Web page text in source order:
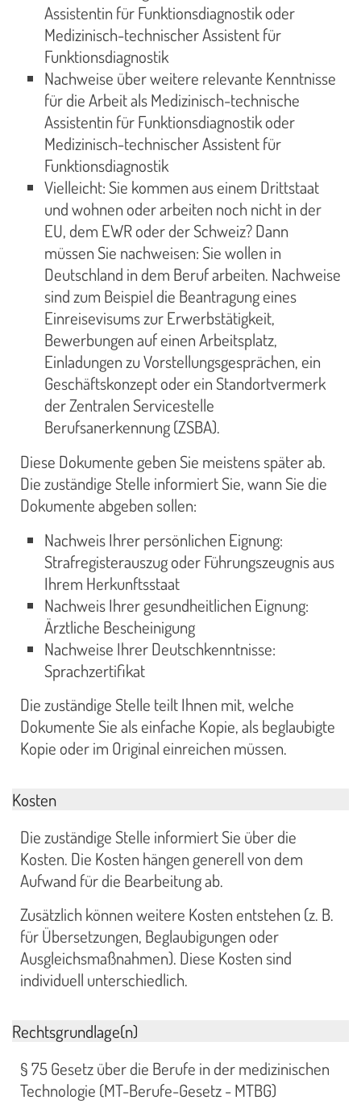
Assistentin für Funktionsdiagnostik oder
Medizinisch-technischer Assistent für
Funktionsdiagnostik
Nachweise über weitere relevante Kenntnisse
für die Arbeit als Medizinisch-technische
Assistentin für Funktionsdiagnostik oder
Medizinisch-technischer Assistent für
Funktionsdiagnostik
Vielleicht: Sie kommen aus einem Drittstaat
und wohnen oder arbeiten noch nicht in der
EU, dem EWR oder der Schweiz? Dann
müssen Sie nachweisen: Sie wollen in
Deutschland in dem Beruf arbeiten. Nachweise
sind zum Beispiel die Beantragung eines
Einreisevisums zur Erwerbstätigkeit,
Bewerbungen auf einen Arbeitsplatz,
Einladungen zu Vorstellungsgesprächen, ein
Geschäftskonzept oder ein Standortvermerk
der Zentralen Servicestelle
Berufsanerkennung (ZSBA).
Diese Dokumente geben Sie meistens später ab.
Die zuständige Stelle informiert Sie, wann Sie die
Dokumente abgeben sollen:
Nachweis Ihrer persönlichen Eignung:
Strafregisterauszug oder Führungszeugnis aus
Ihrem Herkunftsstaat
Nachweis Ihrer gesundheitlichen Eignung:
Ärztliche Bescheinigung
Nachweise Ihrer Deutschkenntnisse:
Sprachzertifikat
Die zuständige Stelle teilt Ihnen mit, welche
Dokumente Sie als einfache Kopie, als beglaubigte
Kopie oder im Original einreichen müssen.
Kosten
Die zuständige Stelle informiert Sie über die
Kosten. Die Kosten hängen generell von dem
Aufwand für die Bearbeitung ab.
Zusätzlich können weitere Kosten entstehen (z. B.
für Übersetzungen, Beglaubigungen oder
Ausgleichsmaßnahmen). Diese Kosten sind
individuell unterschiedlich.
Rechtsgrundlage(n)
§ 75 Gesetz über die Berufe in der medizinischen
Technologie (MT-Berufe-Gesetz - MTBG)